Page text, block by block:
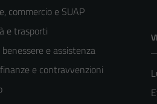
commercio e SUAP
e trasporti
e assistenza
e contravvenzioni